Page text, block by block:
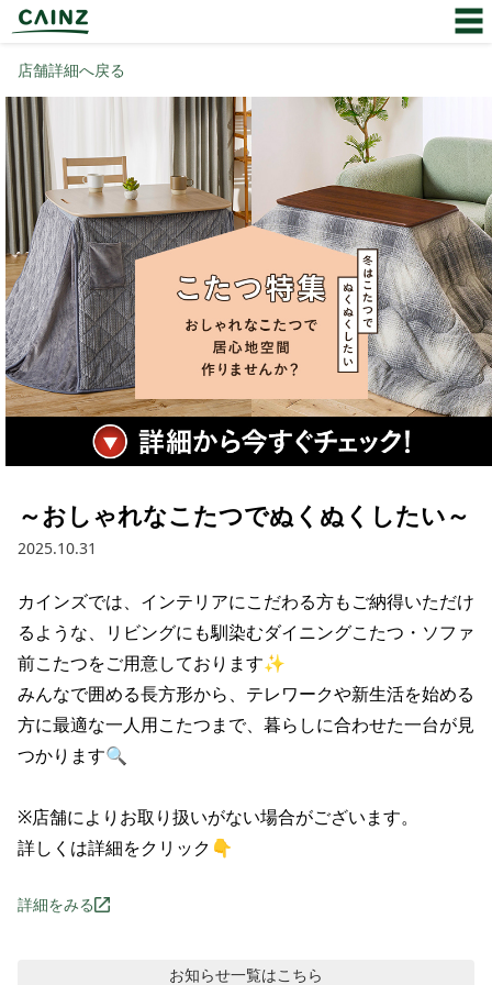
店舗詳細へ戻る
～おしゃれなこたつでぬくぬくしたい～
2025.10.31
カインズでは、インテリアにこだわる方もご納得いただけ
るような、リビングにも馴染むダイニングこたつ・ソファ
前こたつをご用意しております✨
みんなで囲める長方形から、テレワークや新生活を始める
方に最適な一人用こたつまで、暮らしに合わせた一台が見
つかります🔍
※店舗によりお取り扱いがない場合がございます。
詳しくは詳細をクリック👇
詳細をみる
お知らせ一覧はこちら